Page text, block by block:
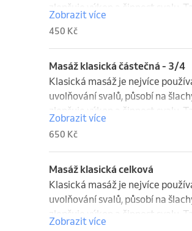
zlepšuje výkon a činnost svalu.
uklidňuje, nebo povzbuzuje
síly člověka.
Zobrazit více
450 Kč
Masáž klasická částečná - 3/4
Klasická masáž je nejvíce
uvolňování svalů, působí na
zlepšuje výkon a činnost svalu.
uklidňuje, nebo povzbuzuje
síly člověka.
Zobrazit více
650 Kč
Masáž klasická celková
Klasická masáž je nejvíce
uvolňování svalů, působí na
zlepšuje výkon a činnost svalu.
uklidňuje, nebo povzbuzuje
Zobrazit více